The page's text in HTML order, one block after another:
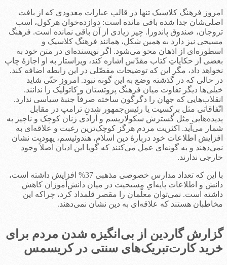
امروز فرهنگ کلاسیک تنها در قالب عبارات معدودی که از بافت
اصلی‌شان جدا شده باقی مانده است: دوازده‌خوان هرکول، اسب
تروجان، صندوق پاندورا. چیز زیادی از آن باقی نمانده است. فرهنگ
مسیحی نیز دارد به همین شکل، همانند فرهنگ کلاسیک و
اسطوره‌ای از اذهان محو می‌شود. اگر نویسنده‌ای در متن خود به
بعضی از حکایاتِ کتاب مقدّس اشاره کند، ویراستار به او اجازۀ چاپ
نخواهد داد، مگر این که توضیحات مفصّلی در این رابطه اضافه کند.
در حالی که در گذشته وضع به این گونه نبود. امروز حتّی شاید
خیلی‌ها دیگر تفاوت میان فرهنگ پروتستان و کاتولیک را ندانند.
انقلاب‌هایی که جهان را دگرگون ساخته صرفاً جنبۀ سیاسی ندارد.
اتّفاقاتی مثل برکسیت یا رئیس‌جمهور شدنِ ترامپ در مقابل
پدیده‌هایی مثل گسترش سکولاریسم و آزادی زنان کوچک و ناچیز به
شمار می‌آید. اکثریت مردم هرگز کوچک‌ترین رغبت و علاقه‌ای به
افزایش اطلاعات خود دربارۀ دین اسلام، هندوئیسم، یهودیت نشان
نمی‌دهند و به گونه‌ای عمل می‌کنند که گویا این ادیان اصلاً وجود
خارجی ندارند.
با این که تعداد مدارس خصوصی مذهبی 37% افزایش داشته است،
دانش و اطلاعات پایه‌ایِ مسیحیت در میان دانش‌آموزان کاهش
داشته است. نمی‌توان معلّمان را مقصر قلمداد کرد، چراکه این
مخاطبان هستند که علاقه‌ای به دین نشان نمی‌دهند.
گزارش گاردین از بی‌انگیزه شدن مردم برای
خرید کارت‌تبریک‌های سنتی در کریسمس